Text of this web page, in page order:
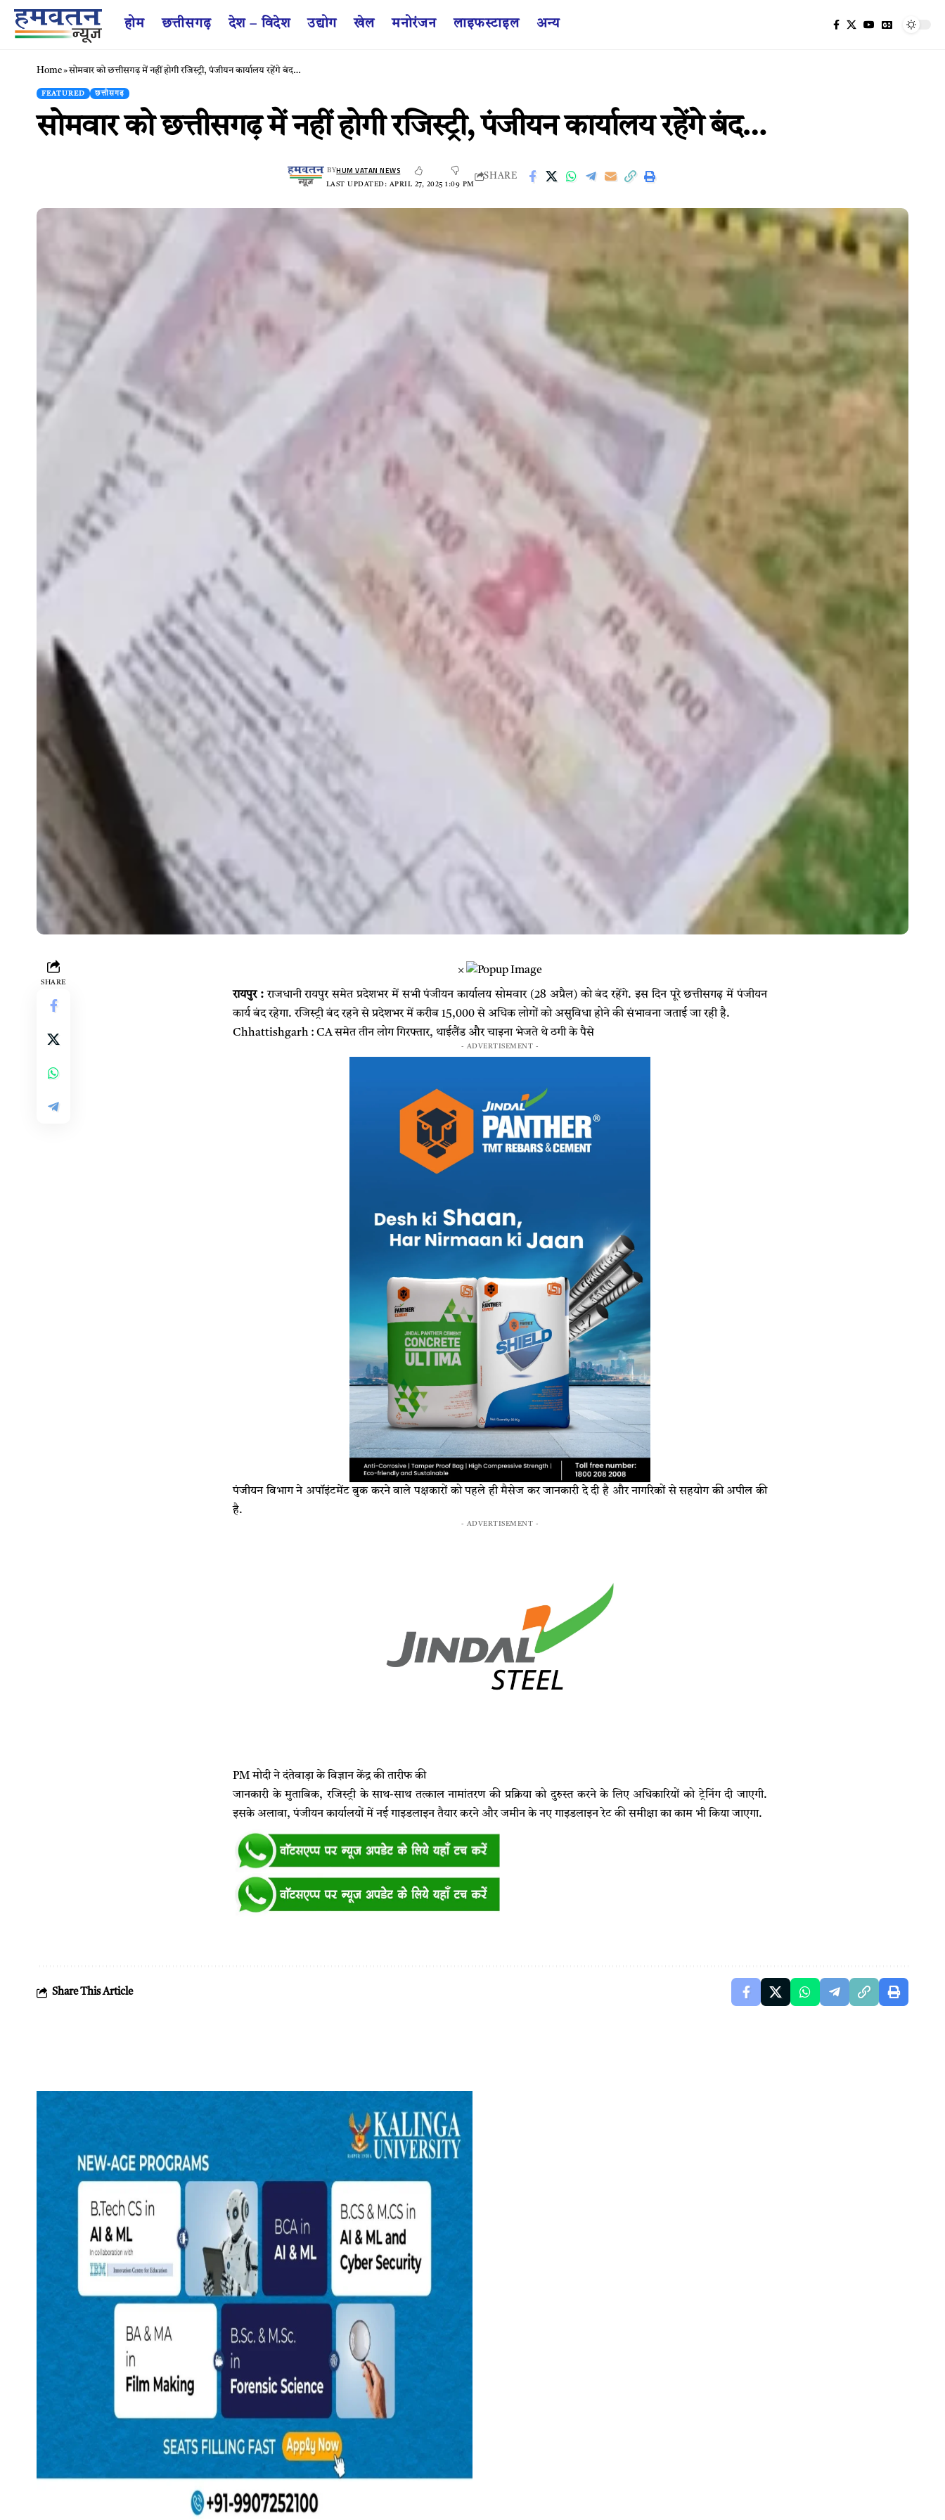
होम छत्तीसगढ़ देश – विदेश उद्योग खेल मनोरंजन लाइफस्टाइल अन्य
Home»सोमवार को छत्तीसगढ़ में नहीं होगी रजिस्ट्री, पंजीयन कार्यालय रहेंगे बंद…
FEATURED छत्तीसगढ़
सोमवार को छत्तीसगढ़ में नहीं होगी रजिस्ट्री, पंजीयन कार्यालय रहेंगे बंद…
LAST UPDATED: APRIL 27, 2025 1:09 PM
BYHUM VATAN NEWS
SHARE
SHARE
×
रायपुर :राजधानी रायपुर समेत प्रदेशभर में सभी पंजीयन कार्यालय सोमवार (28 अप्रैल) को बंद रहेंगे. इस दिन पूरे छत्तीसगढ़ में पंजीयन
कार्य बंद रहेगा. रजिस्ट्री बंद रहने से प्रदेशभर में करीब 15,000 से अधिक लोगों को असुविधा होने की संभावना जताई जा रही है.
Chhattishgarh : CA समेत तीन लोग गिरफ्तार, थाईलैंड और चाइना भेजते थे ठगी के पैसे
- ADVERTISEMENT -
पंजीयन विभाग ने अपॉइंटमेंट बुक करने वाले पक्षकारों को पहले ही मैसेज कर जानकारी दे दी है और नागरिकों से सहयोग की अपील की
है.
- ADVERTISEMENT -
PM मोदी ने दंतेवाड़ा के विज्ञान केंद्र की तारीफ की
जानकारी के मुताबिक, रजिस्ट्री के साथ-साथ तत्काल नामांतरण की प्रक्रिया को दुरुस्त करने के लिए अधिकारियों को ट्रेनिंग दी जाएगी.
इसके अलावा, पंजीयन कार्यालयों में नई गाइडलाइन तैयार करने और जमीन के नए गाइडलाइन रेट की समीक्षा का काम भी किया जाएगा.
Share This Article